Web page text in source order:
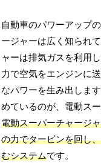
自動車のパワーアップ
ージャーは広く知られ
ャーは排気ガスを利用
力で空気をエンジンに
なパワーを生み出しま
めているのが、電動ス
電動スーパーチャージ
の力でタービンを回し
むシステムです。